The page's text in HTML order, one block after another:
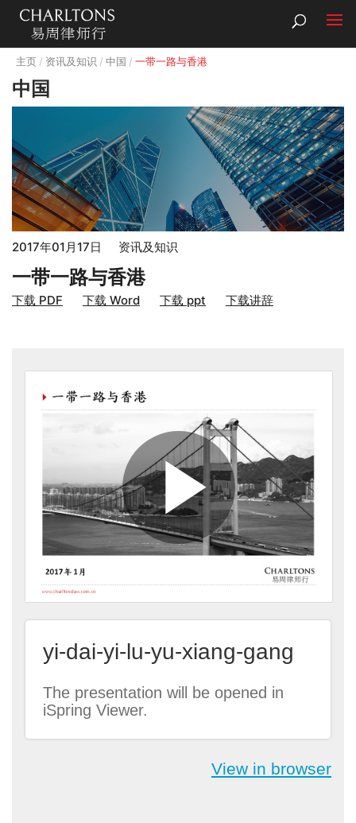
主页 资讯及知识 中国 一带一路与香港
中国
2017年01月17日 资讯及知识
一带一路与香港
下载 PDF 下载 Word 下载 ppt 下载讲辞